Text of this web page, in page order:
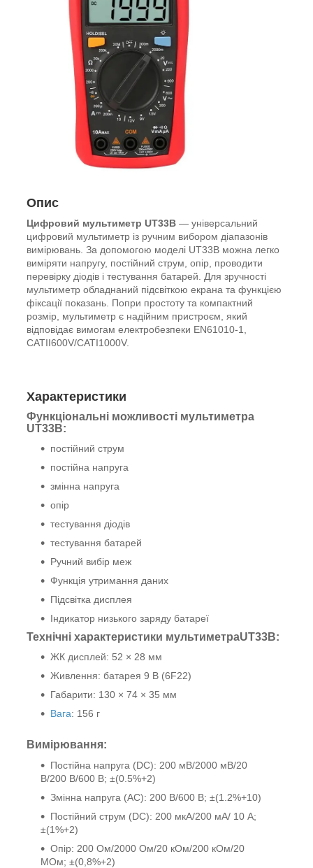
Опис
Цифровий мультиметр UT33B — універсальний
цифровий мультиметр із ручним вибором діапазонів
вимірювань. За допомогою моделі UT33B можна легко
виміряти напругу, постійний струм, опір, проводити
перевірку діодів і тестування батарей. Для зручності
мультиметр обладнаний підсвіткою екрана та функцією
фіксації показань. Попри простоту та компактний
розмір, мультиметр є надійним пристроєм, який
відповідає вимогам електробезпеки EN61010-1,
CATII600V/CATI1000V.
Характеристики
Функціональні можливості мультиметра
UT33B:
постійний струм
постійна напруга
змінна напруга
опір
тестування діодів
тестування батарей
Ручний вибір меж
Функція утримання даних
Підсвітка дисплея
Індикатор низького заряду батареї
Технічні характеристики мультиметраUT33B:
ЖК дисплей: 52 × 28 мм
Живлення: батарея 9 В (6F22)
Габарити: 130 × 74 × 35 мм
Вага: 156 г
Вимірювання:
Постійна напруга (DC): 200 мВ/2000 мВ/20
В/200 В/600 В; ±(0.5%+2)
Змінна напруга (AC): 200 В/600 В; ±(1.2%+10)
Постійний струм (DC): 200 мкА/200 мА/ 10 A;
±(1%+2)
Опір: 200 Ом/2000 Ом/20 кОм/200 кОм/20
MОм; ±(0,8%+2)